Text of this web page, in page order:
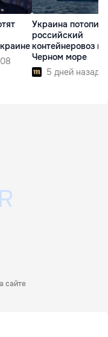
Украина потопила
российский
контейнеровоз в
Черном море
5 дней назад
сайте